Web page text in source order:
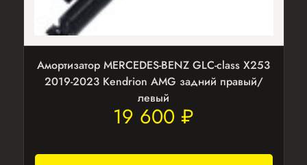
Амортизатор MERCEDES-BENZ GLC-class X253
2019-2023 Kendrion AMG задний правый/
левый
19 600 ₽